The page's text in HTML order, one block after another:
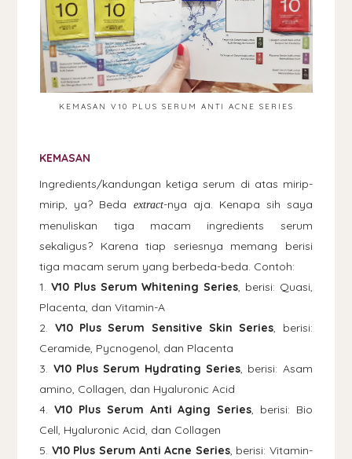
KEMASAN V10 PLUS SERUM ANTI ACNE SERIES
KEMASAN
Ingredients/kandungan ketiga serum di atas mirip-
mirip, ya? Beda
extract-nya aja. Kenapa sih saya
menuliskan tiga macam ingredients serum
sekaligus? Karena tiap seriesnya memang berisi
tiga macam serum yang berbeda-beda. Contoh:
1.V10 Plus Serum Whitening Series, berisi: Quasi,
Placenta, dan Vitamin-A
2. V10 Plus Serum Sensitive Skin Series, berisi:
Ceramide, Pycnogenol, dan Placenta
3. V10 Plus Serum Hydrating Series, berisi: Asam
amino, Collagen, dan Hyaluronic Acid
4.V10 Plus Serum Anti Aging Series, berisi: Bio
Cell, Hyaluronic Acid, dan Collagen
5. V10 Plus Serum Anti Acne Series, berisi: Vitamin-